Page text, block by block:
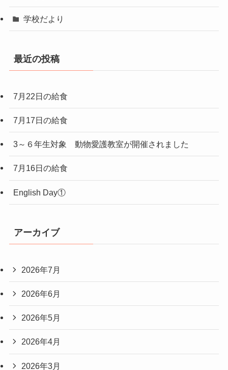
学校だより
最近の投稿
7月22日の給食
7月17日の給食
3～６年生対象 動物愛護教室が開催されました
7月16日の給食
English Day①
アーカイブ
2026年7月
2026年6月
2026年5月
2026年4月
2026年3月